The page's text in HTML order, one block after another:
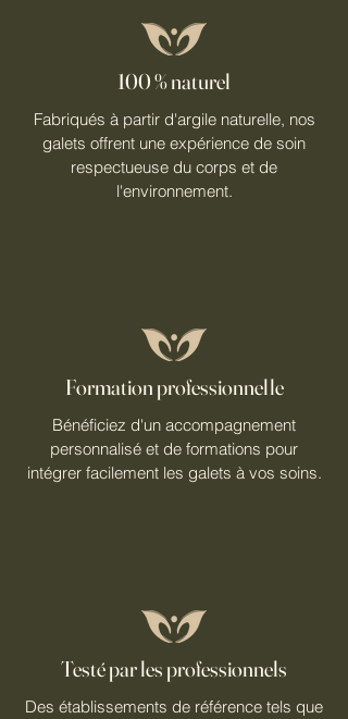
100 % naturel
Fabriqués à partir d'argile naturelle, nos
galets offrent une expérience de soin
respectueuse du corps et de
l'environnement.
Formation professionnelle
Bénéficiez d'un accompagnement
personnalisé et de formations pour
intégrer facilement les galets à vos soins.
Testé par les professionnels
Des établissements de référence tels que